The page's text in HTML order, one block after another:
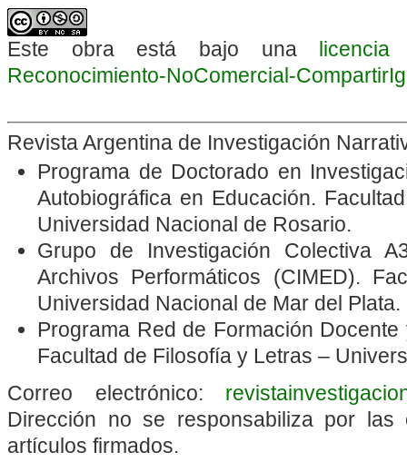
Este obra está bajo una
Reconocimiento-NoComercial-
Revista Argentina de Investigación
Programa de Doctorado en
Autobiográfica en Educación.
Universidad Nacional de Rosario.
Grupo de Investigación Colectiva
Archivos Performáticos (CIMED).
Universidad Nacional de Mar del Plata.
Programa Red de Formación
Facultad de Filosofía y Letras –
Correo electrónico:
Dirección no se responsabiliza por las
artículos firmados.